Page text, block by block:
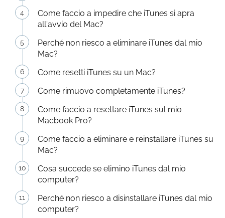
Come faccio a impedire che iTunes si apra
all'avvio del Mac?
Perché non riesco a eliminare iTunes dal mio
Mac?
Come resetti iTunes su un Mac?
Come rimuovo completamente iTunes?
Come faccio a resettare iTunes sul mio
Macbook Pro?
Come faccio a eliminare e reinstallare iTunes su
Mac?
Cosa succede se elimino iTunes dal mio
computer?
Perché non riesco a disinstallare iTunes dal mio
computer?